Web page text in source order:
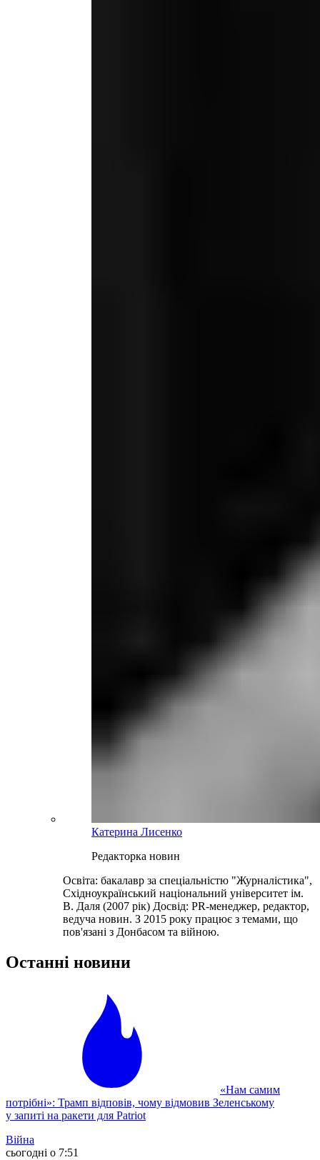
Катерина Лисенко
Редакторка новин
Освіта: бакалавр за спеціальністю "Журналістика",
Східноукраїнський національний університет ім.
В. Даля (2007 рік) Досвід: PR-менеджер, редактор,
ведуча новин. З 2015 року працює з темами, що
пов'язані з Донбасом та війною.
Останні новини
«Нам самим
потрібні»: Трамп відповів, чому відмовив Зеленському
у запиті на ракети для Patriot
Війна
сьогодні о 7:51